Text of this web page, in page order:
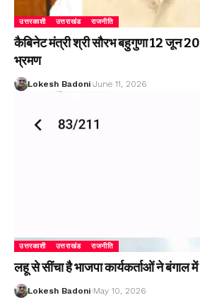
उत्तरकाशी उत्तराखंड राजनीति
कैबिनेट मंत्री श्री सौरभ बहुगुणा 12 जून
भ्रमण
Lokesh Badoni June 11, 2026
उत्तरकाशी उत्तराखंड राजनीति
लहू से सींचा है भाजपा कार्यकर्ताओं ने बंगाल
Lokesh Badoni May 10, 2026